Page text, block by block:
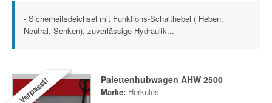
- Sicherheitsdeichsel mit Funktions-Schalthebel ( Heben,
Neutral, Senken), zuverlässige Hydraulik...
Verpasst! Palettenhubwagen AHW 2500
Marke: Herkules